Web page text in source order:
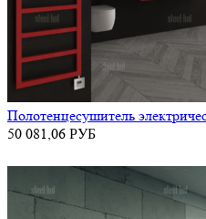
Полотенцесушитель
50 081,06 РУБ